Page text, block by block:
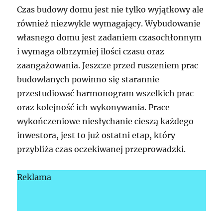
Czas budowy domu jest nie tylko wyjątkowy ale
również niezwykle wymagający. Wybudowanie
własnego domu jest zadaniem czasochłonnym
i wymaga olbrzymiej ilości czasu oraz
zaangażowania. Jeszcze przed ruszeniem prac
budowlanych powinno się starannie
przestudiować harmonogram wszelkich prac
oraz kolejność ich wykonywania. Prace
wykończeniowe niesłychanie cieszą każdego
inwestora, jest to już ostatni etap, który
przybliża czas oczekiwanej przeprowadzki.
Reklama